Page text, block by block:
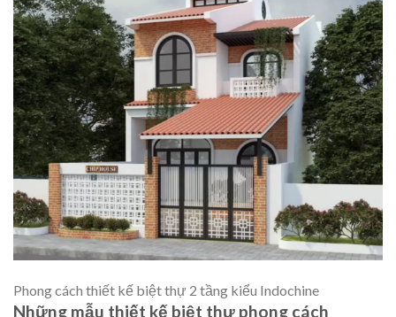
Phong cách thiết kế biệt thự 2 tầng kiểu Indochine
Những mẫu thiết kế biệt thự phong cách